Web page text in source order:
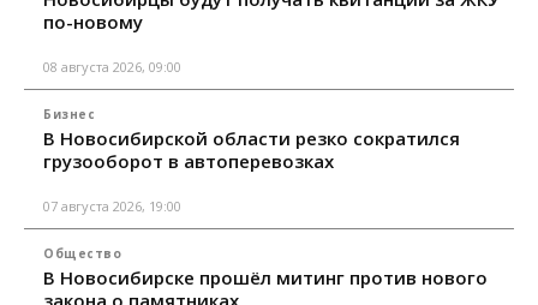
по-новому
08 августа 2026, 09:00
Бизнес
В Новосибирской области резко сократился
грузооборот в автоперевозках
07 августа 2026, 19:00
Общество
В Новосибирске прошёл митинг против нового
закона о памятниках